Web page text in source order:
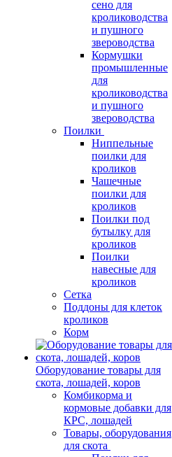
сено для
кролиководства
и пушного
звероводства
Кормушки
промышленные
для
кролиководства
и пушного
звероводства
Поилки
Ниппельные
поилки для
кроликов
Чашечные
поилки для
кроликов
Поилки под
бутылку для
кроликов
Поилки
навесные для
кроликов
Сетка
Поддоны для клеток
кроликов
Корм
Оборудование товары для
скота, лошадей, коров
Комбикорма и
кормовые добавки для
КРС, лошадей
Товары, оборудования
для скота